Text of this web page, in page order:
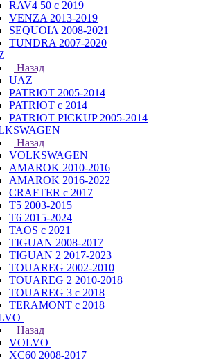
RAV4 50 с 2019
VENZA 2013-2019
SEQUOIA 2008-2021
TUNDRA 2007-2020
Назад
UAZ
PATRIOT 2005-2014
PATRIOT с 2014
PATRIOT PICKUP 2005-2014
Назад
VOLKSWAGEN
AMAROK 2010-2016
AMAROK 2016-2022
CRAFTER с 2017
T5 2003-2015
T6 2015-2024
TAOS с 2021
TIGUAN 2008-2017
TIGUAN 2 2017-2023
TOUAREG 2002-2010
TOUAREG 2 2010-2018
TOUAREG 3 с 2018
TERAMONT с 2018
Назад
VOLVO
XC60 2008-2017